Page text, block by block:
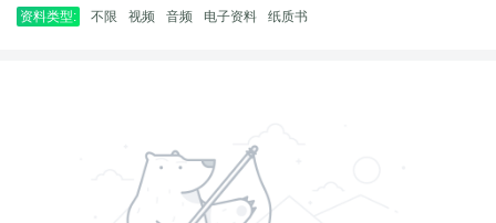
资料类型: 不限 视频 音频 电子资料 纸质书